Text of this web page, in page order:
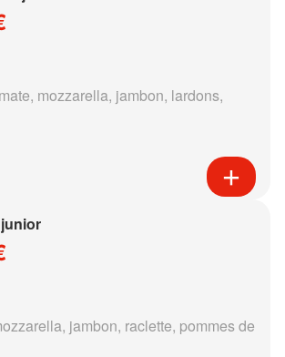
mozzarella, jambon, lardons,
jambon, raclette, pommes de